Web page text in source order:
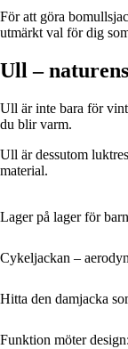
För att göra
utmärkt val för dig
Ull –
Ull är inte bara för
du blir varm.
Ull är dessutom
material.
Lager på lager för
Cykeljackan –
Hitta den damjacka
Funktion möter